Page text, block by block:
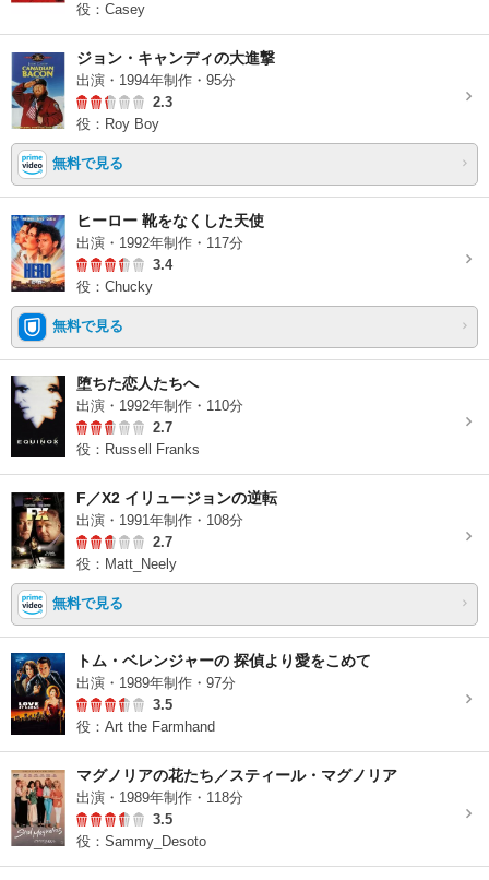
役：Casey
ジョン・キャンディの大進撃
出演・1994年制作・95分
2.3
役：Roy Boy
無料で見る
ヒーロー 靴をなくした天使
出演・1992年制作・117分
3.4
役：Chucky
無料で見る
堕ちた恋人たちへ
出演・1992年制作・110分
2.7
役：Russell Franks
F／X2 イリュージョンの逆転
出演・1991年制作・108分
2.7
役：Matt_Neely
無料で見る
トム・ベレンジャーの 探偵より愛をこめて
出演・1989年制作・97分
3.5
役：Art the Farmhand
マグノリアの花たち／スティール・マグノリア
出演・1989年制作・118分
3.5
役：Sammy_Desoto